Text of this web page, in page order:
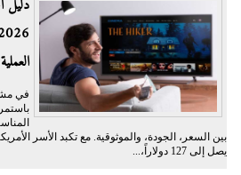
العملية
في
بين السعر، الجودة، والموثوقية. مع تكبد الأسر
يصل إلى 127 دولاراً،...